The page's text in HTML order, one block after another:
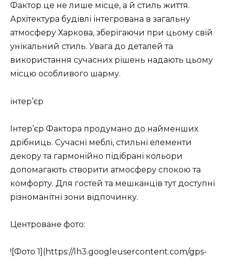
Фактор це не лише місце, а й стиль життя.
Архітектура будівлі інтегрована в загальну
атмосферу Харкова, зберігаючи при цьому свій
унікальний стиль. Увага до деталей та
використання сучасних рішень надають цьому
місцю особливого шарму.
інтер’єр
Інтер’єр Фактора продумано до найменших
дрібниць. Сучасні меблі, стильні елементи
декору та гармонійно підібрані кольори
допомагають створити атмосферу спокою та
комфорту. Для гостей та мешканців тут доступні
різноманітні зони відпочинку.
Центроване фото:
![Фото 1](https://lh3.googleusercontent.com/gps-